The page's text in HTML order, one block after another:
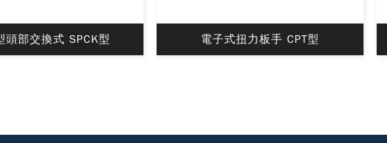
頭部交換式 SPCK型 電子式扭力板手 CPT型